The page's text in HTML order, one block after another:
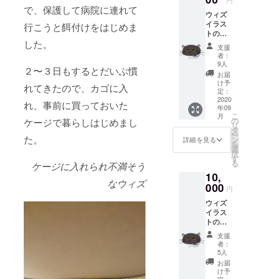
で、保護して病院に連れて
行こうと餌付けをはじめま
した。
２〜３日もするとだいぶ慣
れてきたので、カゴに入
れ、事前に買っておいた
ケージで暮らしはじめまし
た。
ケージに入れられ不満そう
なウィズ
いただ
きま
す。 ＊
写真は
イメー
ジで
す。変
更する
場合が
ござい
ます。
ウィズ
イラス
トのス
テッ
カー3種
(5cm×5
cm)、
ウィズ
のブサ
カワ写
真（3
種） お
礼の
メー
ル、治
療経過
報告を
送付さ
せてい
ただき
ます。
＊イラ
ストに
文字は
入りま
せん。
＊イラ
支援
者：
9人
お届
け予
定：
2020
年09
月
詳細を見る
こ
の
リ
タ
ー
ン
を
選
択
す
る
10,
000 円
ウィズ
イラス
トのオ
リジナ
ルTシャ
ツ(Mサ
イズ)、
イラス
支援
者：
5人
お届
け予